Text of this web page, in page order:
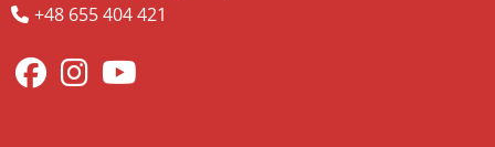
+48 655 404 421